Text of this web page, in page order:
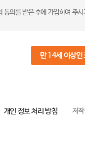
의를 받은 후에 가입하여 주
만 14세 이상인
개인 정보 처리 방침 저